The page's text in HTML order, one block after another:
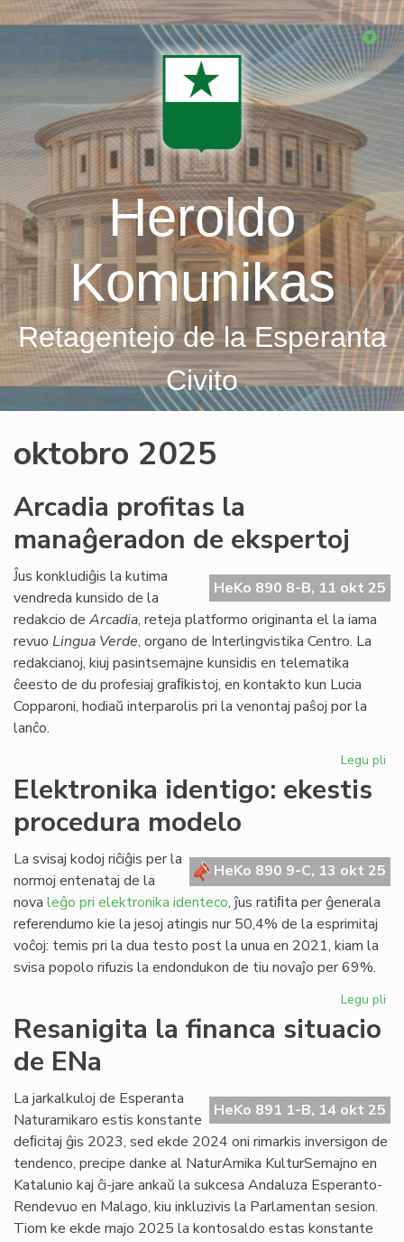
Skip
Heroldo
Komunikas
Retagentejo de la Esperanta
Civito
oktobro 2025
Arcadia profitas la
manaĝeradon de ekspertoj
HeKo 890 8-B, 11 okt 25
Ĵus konkludiĝis la kutima
vendreda kunsido de la
redakcio de Arcadia, reteja platformo originanta el la iama
revuo Lingua Verde, organo de Interlingvistika Centro. La
redakcianoj, kiuj pasintsemajne kunsidis en telematika
ĉeesto de du profesiaj graﬁkistoj, en kontakto kun Lucia
Copparoni, hodiaŭ interparolis pri la venontaj paŝoj por la
lanĉo.
Legu pli
de
Elektronika identigo: ekestis
procedura modelo
HeKo 890 9-C, 13 okt 25
La svisaj kodoj riĉiĝis per la
normoj entenataj de la
nova leĝo pri elektronika identeco, ĵus ratiﬁta per ĝenerala
referendumo kie la jesoj atingis nur 50,4% de la esprimitaj
voĉoj: temis pri la dua testo post la unua en 2021, kiam la
svisa popolo rifuzis la endondukon de tiu novaĵo per 69%.
Legu pli
Resanigita la financa situacio
de ENa
HeKo 891 1-B, 14 okt 25
La jarkalkuloj de Esperanta
Naturamikaro estis konstante
deﬁcitaj ĝis 2023, sed ekde 2024 oni rimarkis inversigon de
tendenco, precipe danke al NaturAmika KulturSemajno en
Katalunio kaj ĉi-jare ankaŭ la sukcesa Andaluza Esperanto-
Rendevuo en Malago, kiu inkluzivis la Parlamentan sesion.
Tiom ke ekde majo 2025 la kontosaldo estas konstante